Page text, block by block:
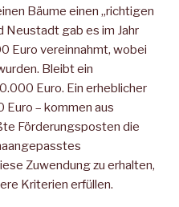
Bäume einen „richtigen
Neustadt gab es im Jahr
Euro vereinnahmt, wobei
Bleibt ein
Euro. Ein erheblicher
Euro – kommen aus
Förderungsposten die
Zuwendung zu erhalten,
Kriterien erfüllen.